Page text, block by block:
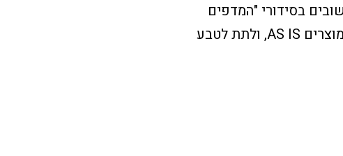
בסידורי "המדפים
הדיגיטליים" שלכם – כלומר עמודי הקטגוריה. נכון, הדיפולט הוא להעלות את המוצרים AS IS, ולתת לטבע